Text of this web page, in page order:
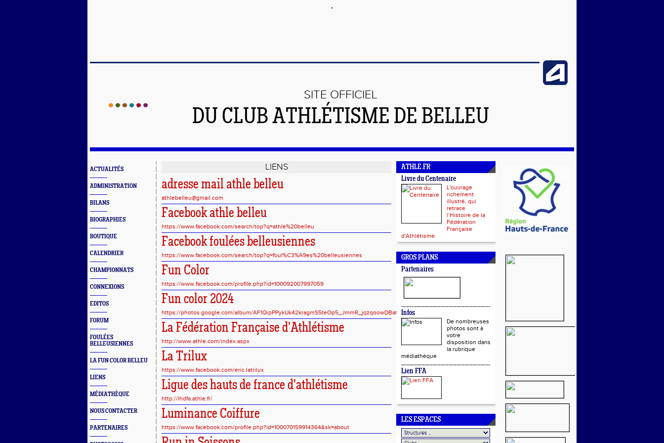
SITE OFFICIEL
DU CLUB ATHLÉTISME DE BELLEU
ACTUALITÉS
ADMINISTRATION
BILANS
BIOGRAPHIES
BOUTIQUE
CALENDRIER
CHAMPIONNATS
CONNEXIONS
EDITOS
FORUM
FOULÉES
BELLEUSIENNES
LA FUN COLOR BELLEU
LIENS
MÉDIATHÈQUE
NOUS CONTACTER
PARTENAIRES
LIENS
adresse mail athle belleu
athlebelleu@gmail.com
Facebook athle belleu
https://www.facebook.com/search/top?q=athle%20belleu
Facebook foulées belleusiennes
https://www.facebook.com/search/top?q=foul%C3%A9es%20belleusiennes
Fun Color
https://www.facebook.com/profile.php?id=100092007997059
Fun color 2024
https://photos.google.com/album/AF1QipPPykUk42kragmS5teOp5_JmmR_jqzqoowDBatj
La Fédération Française d'Athlétisme
http://www.athle.com/index.aspx
La Trilux
https://www.facebook.com/eric.latrilux
Ligue des hauts de france d'athlétisme
http://lhdfa.athle.fr/
Luminance Coiffure
https://www.facebook.com/profile.php?id=100070159914364&sk=about
ATHLE.FR
Livre du Centenaire
L'ouvrage
richement
illustré, qui
retrace
l’Histoire de la
Fédération
Française
d'Athlétisme.
GROS PLANS
Partenaires
Infos
De nombreuses
photos sont à
votre
disposition dans
la rubrique
médiathèque
Lien FFA
LES ESPACES